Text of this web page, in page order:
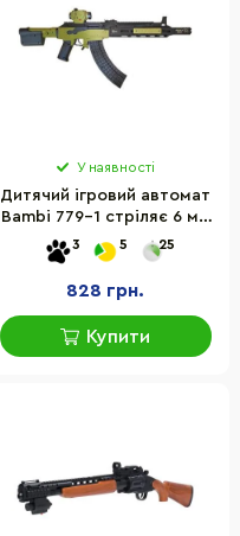
У наявності
Дитячий ігровий автомат
Bambi 779-1 стріляє 6 мм
кульками
3 5 25
828 грн.
Купити